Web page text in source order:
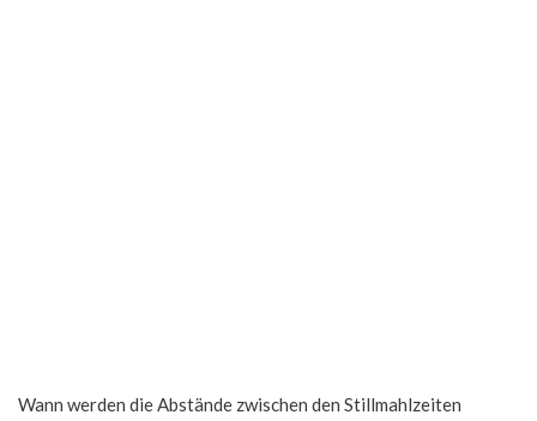
Wann werden die Abstände zwischen den Stillmahlzeiten